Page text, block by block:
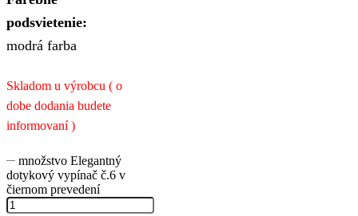
podsvietenie:
modrá farba
Skladom u výrobcu ( o
dobe dodania budete
informovaní )
množstvo Elegantný
dotykový vypínač č.6 v
čiernom prevedení